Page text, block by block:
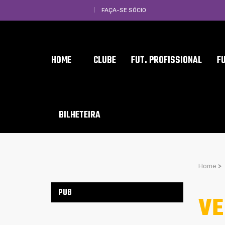
FAÇA-SE SÓCIO
HOME CLUBE FUT. PROFISSIONAL
BILHETEIRA
Home >
PUB